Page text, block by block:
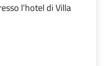
l'hotel di Villa